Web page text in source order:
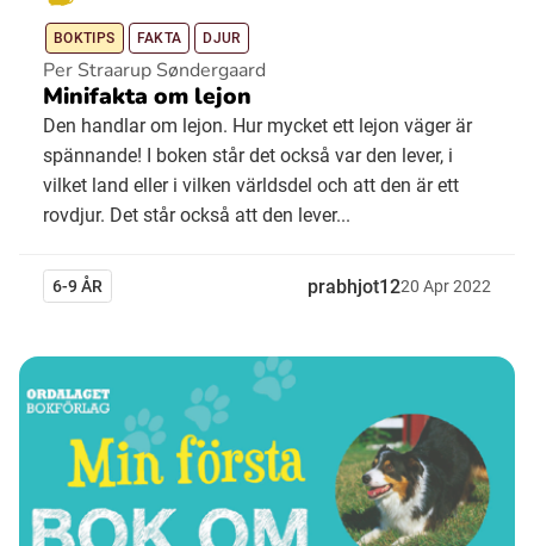
BOKTIPS FAKTA DJUR
Per Straarup Søndergaard
Minifakta om lejon
Den handlar om lejon. Hur mycket ett lejon väger är
spännande! I boken står det också var den lever, i
vilket land eller i vilken världsdel och att den är ett
rovdjur. Det står också att den lever...
6-9 ÅR prabhjot1220 Apr2022